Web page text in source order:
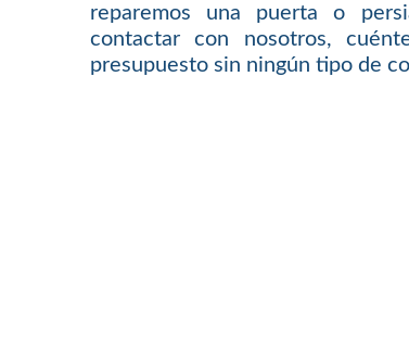
reparemos una puerta o
contactar con nosotros,
presupuesto sin ningún tipo de